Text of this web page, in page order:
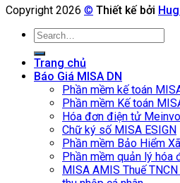
Copyright 2026 © Thiết kế bởi
Search
for:
Trang chủ
Báo Giá MISA DN
Phần mềm kế toán
Phần mềm Kế toán
Hóa đơn điện tử
Chữ ký số MISA ESIGN
Phần mềm Bảo Hiểm
Phần mềm quản lý hóa
MISA AMIS Thuế